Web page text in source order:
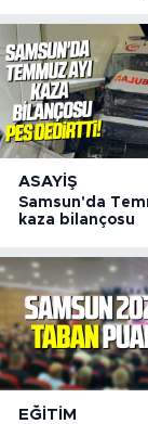
ASAYIŞ
Samsun'da
kaza bilançosu
EĞITIM